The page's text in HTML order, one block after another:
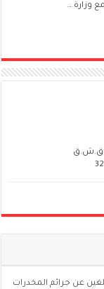
وزارة …
عن جرائم المخدرات